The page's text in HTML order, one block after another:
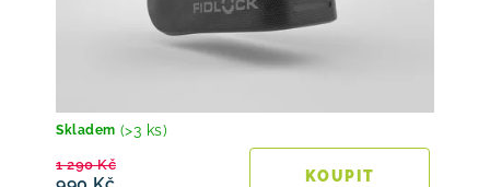
Skladem (>3 ks)
1 290 Kč